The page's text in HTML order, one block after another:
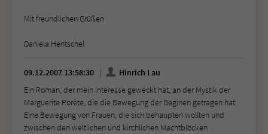
Mit freundlichen Grüßen
Daniela Hentschel
09.12.2007 13:58:30
Hinrich Lau
Ein Roman, der mein Interesse geweckt hat, an der Mystik der
Marguerite Porète, die die Bewegung der Beginen getragen hat.
Eine Bewegung von Frauen, die sich behaupten wollten und
zwischen den weltlichen und kirchlichen Machtblöcken